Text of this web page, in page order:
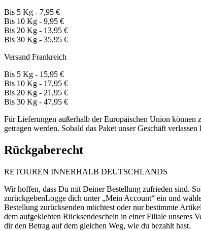
Bis 5 Kg - 7,95 €
Bis 10 Kg - 9,95 €
Bis 20 Kg - 13,95 €
Bis 30 Kg - 35,95 €
Versand Frankreich
Bis 5 Kg - 15,95 €
Bis 10 Kg - 17,95 €
Bis 20 Kg - 21,95 €
Bis 30 Kg - 47,95 €
Für Lieferungen außerhalb der Europäischen Union können
getragen werden. Sobald das Paket unser Geschäft
Rückgaberecht
RETOUREN INNERHALB DEUTSCHLANDS
Wir hoffen, dass Du mit Deiner Bestellung zufrieden sind.
zurückgebenLogge dich unter „Mein Account“ ein und
Bestellung zurücksenden möchtest oder nur bestimmte
dem aufgeklebten Rücksendeschein in einer Filiale unseres
dir den Betrag auf dem gleichen Weg, wie du bezahlt hast.